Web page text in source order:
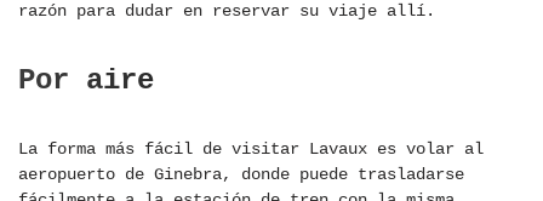
razón para dudar en reservar su viaje allí.
Por aire
La forma más fácil de visitar Lavaux es volar al
aeropuerto de Ginebra, donde puede trasladarse